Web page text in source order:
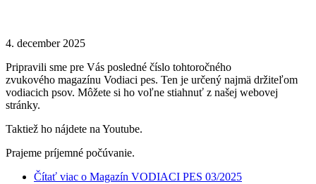
4. december 2025
Pripravili sme pre Vás posledné číslo tohtoročného
zvukového magazínu Vodiaci pes. Ten je určený najmä držiteľom
vodiacich psov. Môžete si ho voľne stiahnuť z našej webovej
stránky.
Taktiež ho nájdete na Youtube.
Prajeme príjemné počúvanie.
Čítať viac o Magazín VODIACI PES 03/2025